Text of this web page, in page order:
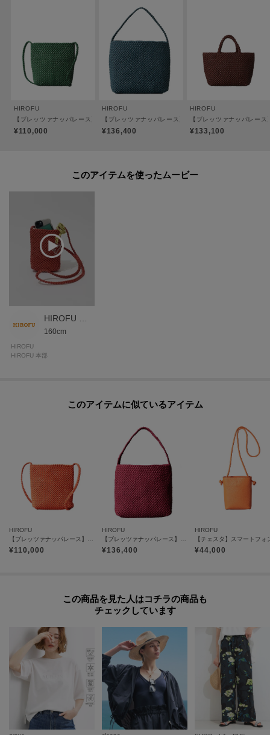
※内側には取り外し可能なボトムパーツがついています。
【おすすめのご使用シーン】
スマートフォンやミニ財布などの必需品を入れて、普段使いのワンマイルバ
ワンピースに合わせてリゾートスタイルや、シャツやデニムと合わせて旅行
などアクティブなシーンにもおすすめです。
【グループについて】
職人の高い技術が光るメッシュのシリーズ、「ブレッツァ」。
「ブレッツァナッパレース」は贅沢なシープナッパをロープ状にし、ハンド
ルからボディまで一続きに編み上げられているためサイドに接ぎがなく立体
シンプルながら凛とした存在感を放ちます。
※細いテープ状の革が編み込まれたバッグの為、表面に凹凸があり、摩擦の
影響を受けやすい傾向があります。
※商品ご購入時にお渡しするお買上げ証明書にお取り扱い上のご注意とお手
入れについての表示がございますのでよくお読みください。
【気になるアイテムは『お気に入り登録』がおすすめです】
〈お気に入り登録とは〉
オンラインサイトの各アイテムにある「ハートマーク」をクリックして簡単
お気に入りアイテムが、在庫残りわずか・再入荷などキャンペーン対象にな
った場合にお知らせいたします。
た、パソコン・スマートフォンなどの環境により、若干製品と画像のカラー
が異なる場合もございます。
モデル情報：身長168cm B76 W58 H86
HIROFU
【ブレッツァナッパレース】レザーメッシュショルダーバッグ S 本革（商品番号：
¥110,000
HIROFU
【ブレッツァナッパレース】レザーメッシュショルダ
¥136,400
HIROFU
【ブレッツァナッパレー
¥133,100
このアイテムを使ったムービー
HIROFU 本部スタッフ
160cm
HIROFU
HIROFU 本部
このアイテムに似ているアイテム
HIROFU
¥110,000
HIROFU
¥136,400
HIROFU
¥44,000
この商品を見た人はコチラの商品も
チェックしています